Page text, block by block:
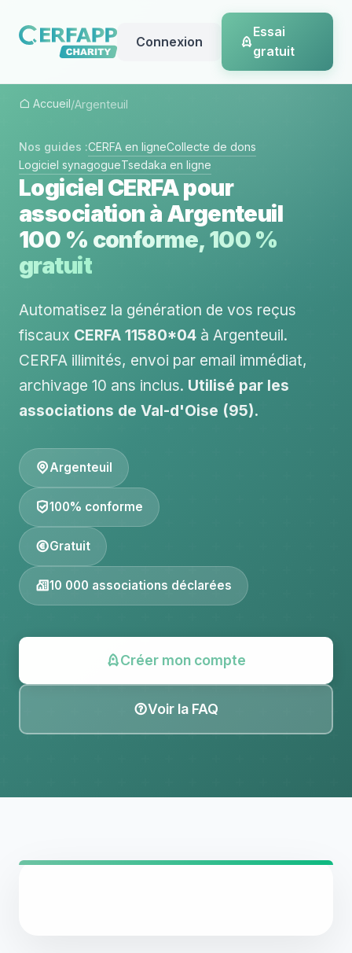
Connexion
Essai
gratuit
Accueil/Argenteuil
Nos guides :CERFA en ligneCollecte de dons
Logiciel synagogueTsedaka en ligne
Logiciel CERFA pour
association à Argenteuil
100 % conforme, 100 %
gratuit
Automatisez la génération de vos reçus
fiscaux CERFA 11580*04 à Argenteuil.
CERFA illimités, envoi par email immédiat,
archivage 10 ans inclus. Utilisé par les
associations de Val-d'Oise (95).
Argenteuil
100% conforme
Gratuit
10 000 associations déclarées
Créer mon compte
Voir la FAQ